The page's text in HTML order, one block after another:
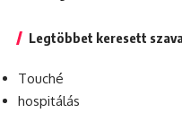
Legtöbbet keresett
Touché
hospitálás